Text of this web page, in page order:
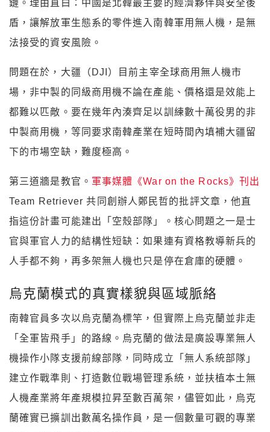
鏈。理由直白：中國是北韓最主要的經濟夥伴與安全後
盾，讓解放軍生態系的零件進入南韓軍用無人機，是無
法接受的資安風險。
問題在於，大疆（DJI）目前主宰全球商用無人機市
場，非中製的同級商用機不論在產能、價格還是效能上
都難以匹敵。要在幾年內湊齊足以訓練數十萬役男的非
中製商用機，等同要求南韓產業在短時間內填補大疆留
下的市場空缺，難度極高。
第三道牆是教官。 軍事媒體《War on the Rocks》刊出
Team Retriever 共同創辦人鄭民哲的批評文章，他直
指這份計畫可能建出「空殼部隊」。核心問題之一是士
官與軍官人力的結構性短缺：如果連有資格教導新兵的
人手都不夠，再多架無人機也只是停在倉庫的硬體。
烏克蘭模式的真實樣貌與區域脈絡
南韓官員多次以烏克蘭為標竿，但實際上烏克蘭並非走
「全軍皆飛手」的路線。烏克蘭的做法是廣設專業無人
機操作小隊支援前線部隊，同時成立「無人系統部隊」
建立作戰準則、打造數位戰場管理系統，並扶植本土無
人機產業將年產規模拉昇至數百萬架，儘管如此，烏克
蘭確實已擴訓出數萬名操作員，是一個數量可觀的專業